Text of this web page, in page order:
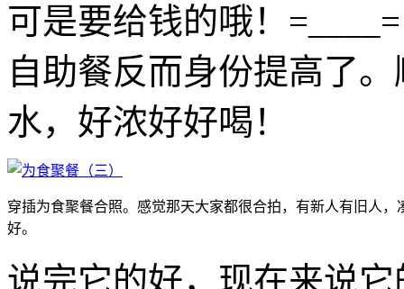
可是要给钱的哦！
自助餐反而身份提高了
水，好浓好好喝！
穿插为食聚餐合照。感觉那天大家都很合拍，有新人有旧人，
好。
说完它的好，现在来说